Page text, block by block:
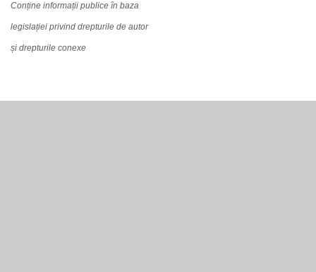
Conține informații publice în baza
legislației privind drepturile de autor
și drepturile conexe